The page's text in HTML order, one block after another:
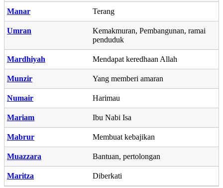
Manar Terang
Umran
Kemakmuran, Pembangunan, ramai
penduduk
Mardhiyah Mendapat keredhaan Allah
Munzir Yang memberi amaran
Numair Harimau
Mariam Ibu Nabi Isa
Mabrur Membuat kebajikan
Muazzara Bantuan, pertolongan
Maritza Diberkati